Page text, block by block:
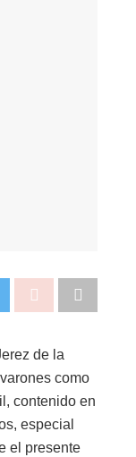
de la
como
contenido en
especial
el presente